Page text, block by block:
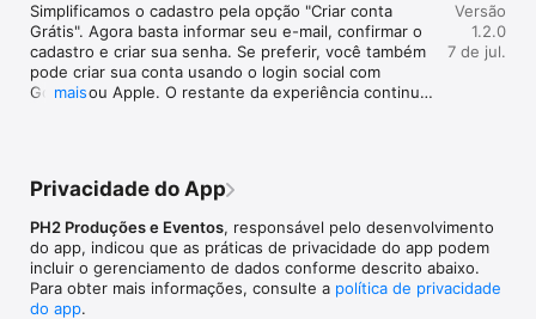
Simplificamos o cadastro pela opção "Criar conta
Grátis". Agora basta informar seu e-mail, confirmar o
cadastro e criar sua senha. Se preferir, você também
pode criar sua conta usando o login social com
Google ou Apple. O restante da experiência continua
mais
Versão
1.2.0
7 de jul.
Privacidade do App
PH2 Produções e Eventos, responsável pelo desenvolvimento
do app, indicou que as práticas de privacidade do app podem
incluir o gerenciamento de dados conforme descrito abaixo.
Para obter mais informações, consulte a política de privacidade
do app.